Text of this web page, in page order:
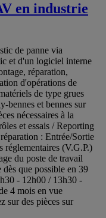
en industrie
de panne via
et d'un logiciel interne
réparation,
d'opérations de
de type grues
bennes et bennes sur
nécessaires à la
et essais / Reporting
: Entrée/Sortie
réglementaires (V.G.P.)
du poste de travail
que possible en 39
- 12h00 / 13h30 -
4 mois en vue
sur des pièces sur